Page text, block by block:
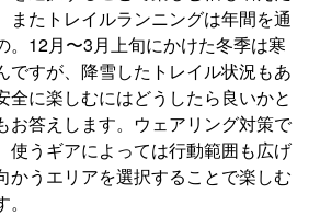
またトレイルランニングは年間を通
。12月〜3月上旬にかけた冬季は寒
ですが、降雪したトレイル状況もあ
全に楽しむにはどうしたら良いかと
お答えします。ウェアリング対策で
使うギアによっては行動範囲も広げ
かうエリアを選択することで楽しむ